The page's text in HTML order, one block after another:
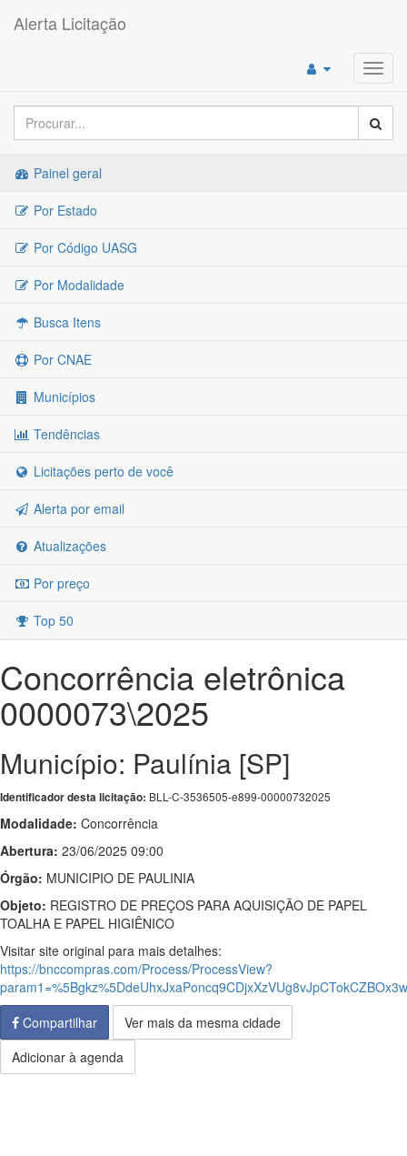
Alerta Licitação
Painel geral
Por Estado
Por Código UASG
Por Modalidade
Busca Itens
Por CNAE
Municípios
Tendências
Licitações perto de você
Alerta por email
Atualizações
Por preço
Top 50
Concorrência eletrônica
0000073\2025
Município: Paulínia [SP]
Identificador desta licitação: BLL-C-3536505-e899-00000732025
Modalidade: Concorrência
Abertura: 23/06/2025 09:00
Órgão: MUNICIPIO DE PAULINIA
Objeto: REGISTRO DE PREÇOS PARA AQUISIÇÃO DE PAPEL
TOALHA E PAPEL HIGIÊNICO
Visitar site original para mais detalhes:
https://bnccompras.com/Process/ProcessView?
Compartilhar
Ver mais da mesma cidade
Adicionar à agenda